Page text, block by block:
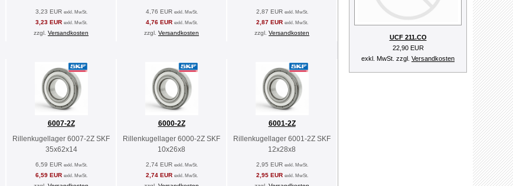
3,23 EUR exkl. MwSt.
3,23 EUR exkl. MwSt.
zzgl. Versandkosten
4,76 EUR exkl. MwSt.
4,76 EUR exkl. MwSt.
zzgl. Versandkosten
2,87 EUR exkl. MwSt.
2,87 EUR exkl. MwSt.
zzgl. Versandkosten
6007-2Z
Rillenkugellager 6007-2Z SKF
35x62x14
6,59 EUR exkl. MwSt.
6,59 EUR exkl. MwSt.
6000-2Z
Rillenkugellager 6000-2Z SKF
10x26x8
2,74 EUR exkl. MwSt.
2,74 EUR exkl. MwSt.
6001-2Z
Rillenkugellager 6001-2Z SKF
12x28x8
2,95 EUR exkl. MwSt.
2,95 EUR exkl. MwSt.
UCF 211.CO
22,90 EUR
exkl. MwSt. zzgl. Versandkosten